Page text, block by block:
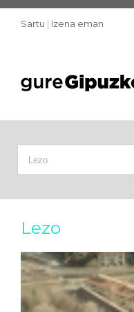
Sartu | Izena eman
Lezo